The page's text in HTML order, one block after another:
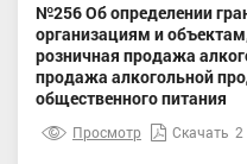
№256 Об определении
организациям и
розничная продажа
продажа алкогольной
общественного питания
Просмотр Скачать 2